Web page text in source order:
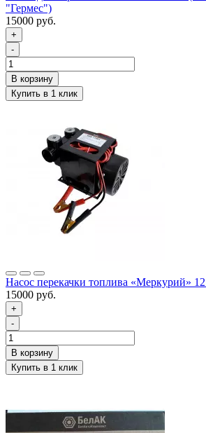
"Гермес")
15000 руб.
+
-
Насос перекачки топлива «Меркурий»
15000 руб.
+
-